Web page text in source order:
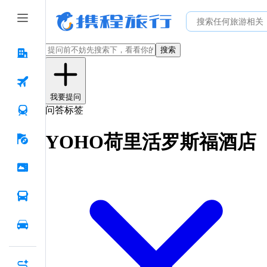
搜索
我要提问
问答标签
YOHO荷里活罗斯福酒店